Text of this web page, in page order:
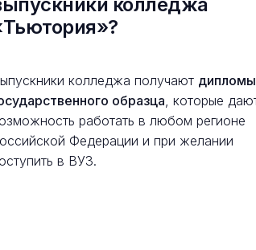
колледжа получают дипломы
образца , которые
работать в любом регионе
Федерации и при желании
в ВУЗ.